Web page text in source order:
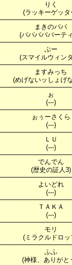
りく
(ラッキーゲッタ
まきのパパ
(パパパパパーテ
ぶー
(スマイルウィン
ますみっち
(めげないッしょげ
ぉ
(---)
ぉぅーさくら
(---)
ＬＵ
(---)
でんでん
(歴史の証人3)
よいどれ
(---)
ＴＡＫＡ
(---)
モリ
(ミラクルドロッ
ふふ
(神様、ありがと